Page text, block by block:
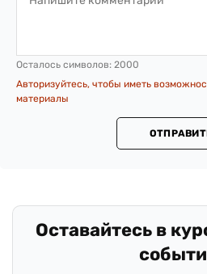
Осталось символов: 2000
Авторизуйтесь, чтобы иметь
материалы
Оставайтесь в